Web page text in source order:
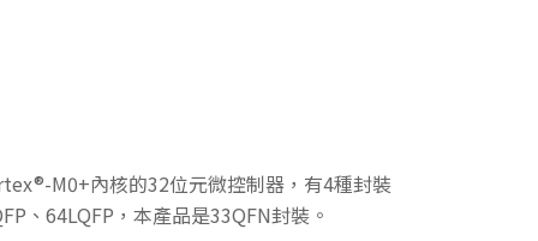
M0+內核的32位元微控制器，有4種封裝
、64LQFP，本產品是33QFN封裝。